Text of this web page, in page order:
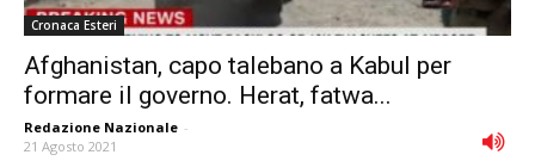
Cronaca Esteri
Afghanistan, capo talebano a Kabul per
formare il governo. Herat, fatwa...
Redazione Nazionale -
21 Agosto 2021